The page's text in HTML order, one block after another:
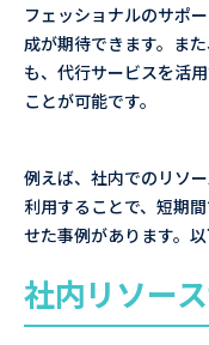
フェッショナルのサポ
成が期待できます。ま
も、代行サービスを活
ことが可能です。
例えば、社内でのリソ
利用することで、短期
せた事例があります。
社内リソー